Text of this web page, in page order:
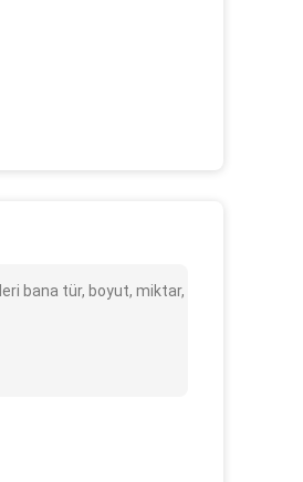
bana tür, boyut, miktar,